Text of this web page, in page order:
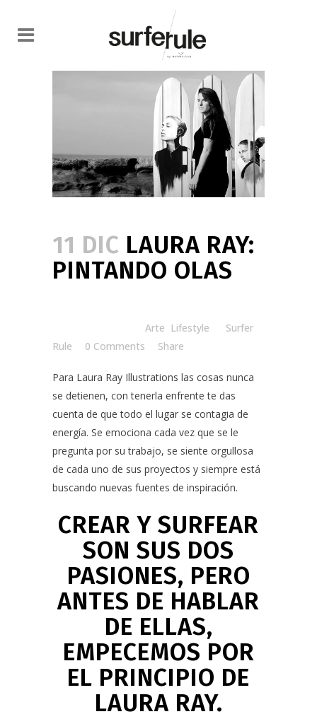
11 DIC LAURA RAY:
PINTANDO OLAS
Arte Lifestyle
Surfer
Rule
0 Comments Share
Para Laura Ray Illustrations las cosas nunca
se detienen, con tenerla enfrente te das
cuenta de que todo el lugar se contagia de
energía. Se emociona cada vez que se le
pregunta por su trabajo, se siente orgullosa
de cada uno de sus proyectos y siempre está
buscando nuevas fuentes de inspiración.
CREAR Y SURFEAR
SON SUS DOS
PASIONES, PERO
ANTES DE HABLAR
DE ELLAS,
EMPECEMOS POR
EL PRINCIPIO DE
LAURA RAY.